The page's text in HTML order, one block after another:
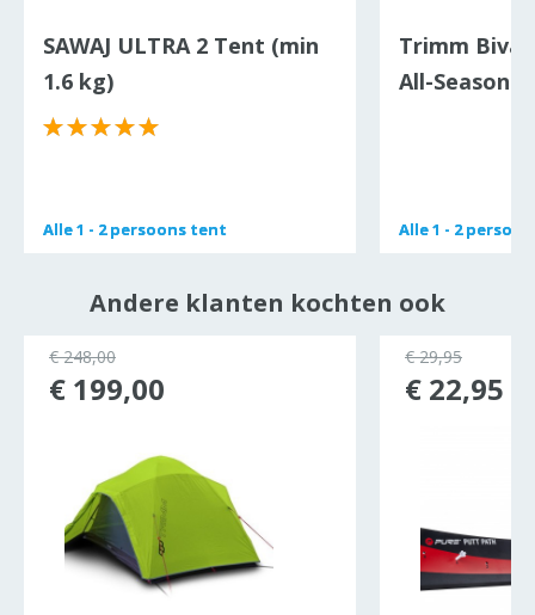
SAWAJ ULTRA 2 Tent (min
1.6 kg)
Alle1 - 2 persoons tent
Alle1 - 2 persoons tent
Trimm
All-Season
Alle1 - 2
Alle1 - 2
Andere klanten kochten ook
€ 248,00
€ 199,00
€ 29,95
€ 22,95